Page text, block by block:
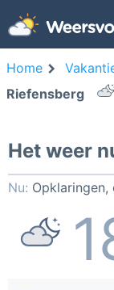
Home
Riefensberg
Het weer
Nu: